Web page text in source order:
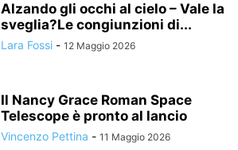
Alzando gli occhi al cielo – Vale la
sveglia?Le congiunzioni di...
Lara Fossi - 12 Maggio 2026
Il Nancy Grace Roman Space
Telescope è pronto al lancio
Vincenzo Pettina - 11 Maggio 2026